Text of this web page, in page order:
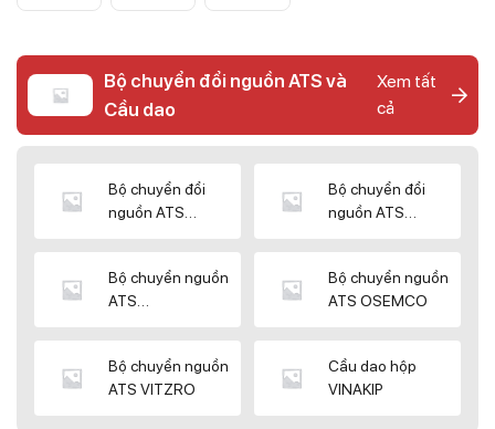
Bộ chuyển đổi nguồn ATS và
Cầu dao
Xem tất
cả
Bộ chuyển đổi
nguồn ATS
Bộ chuyển đổi
nguồn ATS
Bộ chuyển nguồn
ATS
Bộ chuyển nguồn
ATS OSEMCO
Bộ chuyển nguồn
ATS VITZRO
Cầu dao hộp
VINAKIP